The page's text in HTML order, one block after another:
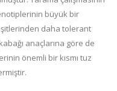
büyük bir
daha tolerant
anaçlarına göre de
önemli bir kısmı tuz